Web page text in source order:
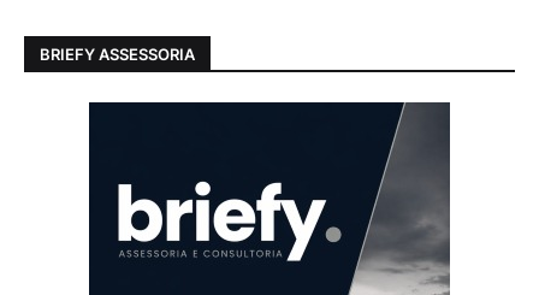
BRIEFY ASSESSORIA